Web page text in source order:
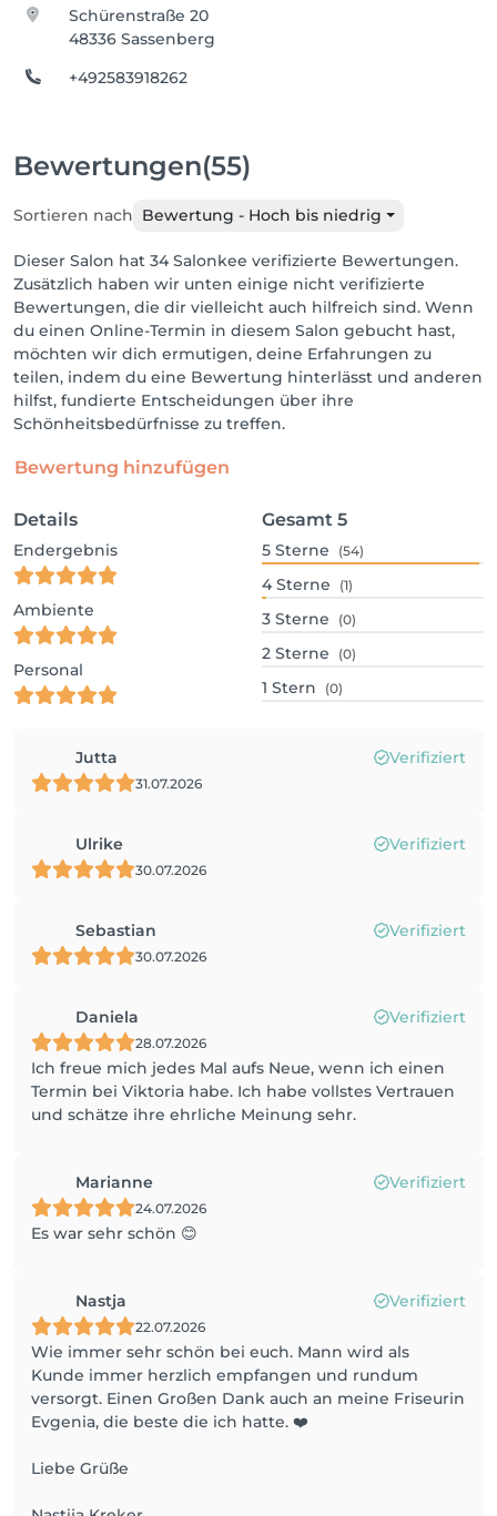
Schürenstraße 20
48336 Sassenberg
+492583918262
Bewertungen(55)
Sortieren nach Bewertung - Hoch bis niedrig
Dieser Salon hat 34 Salonkee verifizierte Bewertungen.
Zusätzlich haben wir unten einige nicht verifizierte
Bewertungen, die dir vielleicht auch hilfreich sind. Wenn
du einen Online-Termin in diesem Salon gebucht hast,
möchten wir dich ermutigen, deine Erfahrungen zu
teilen, indem du eine Bewertung hinterlässt und anderen
hilfst, fundierte Entscheidungen über ihre
Schönheitsbedürfnisse zu treffen.
Bewertung hinzufügen
Details
Endergebnis
Ambiente
Personal
Gesamt 5
5 Sterne (54)
4 Sterne (1)
3 Sterne (0)
2 Sterne (0)
1 Stern (0)
Jutta Verifiziert
31.07.2026
Ulrike Verifiziert
30.07.2026
Sebastian Verifiziert
30.07.2026
Daniela Verifiziert
28.07.2026
Ich freue mich jedes Mal aufs Neue, wenn ich einen
Termin bei Viktoria habe. Ich habe vollstes Vertrauen
und schätze ihre ehrliche Meinung sehr.
Marianne Verifiziert
24.07.2026
Es war sehr schön 😊
Nastja Verifiziert
22.07.2026
Wie immer sehr schön bei euch. Mann wird als
Kunde immer herzlich empfangen und rundum
versorgt. Einen Großen Dank auch an meine Friseurin
Evgenia, die beste die ich hatte. ❤️
Liebe Grüße